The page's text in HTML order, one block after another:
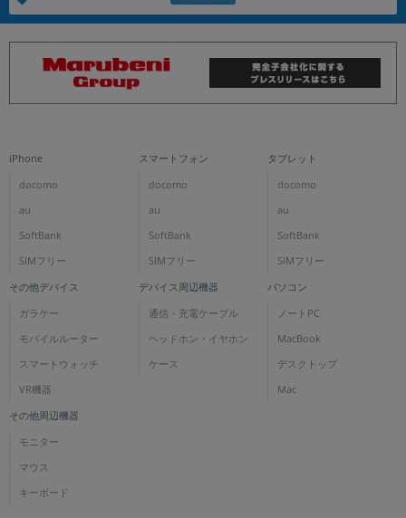
iPhone
docomo
au
SoftBank
SIMフリー
スマートフォン
docomo
au
SoftBank
SIMフリー
タブレット
docomo
au
SoftBank
SIMフリー
その他デバイス
ガラケー
モバイルルーター
スマートウォッチ
VR機器
デバイス周辺機器
通信・充電ケーブル
ヘッドホン・イヤホン
ケース
パソコン
ノートPC
MacBook
デスクトップ
Mac
その他周辺機器
モニター
マウス
キーボード